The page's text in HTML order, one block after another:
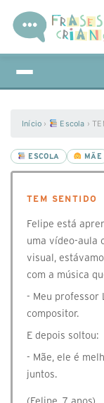
Início › Escola ›
ESCOLA MÃE
TEM SENTIDO
Felipe está
uma vídeo-aula
visual,
com a música
- Meu professor
compositor.
E depois soltou:
- Mãe, ele é
juntos.